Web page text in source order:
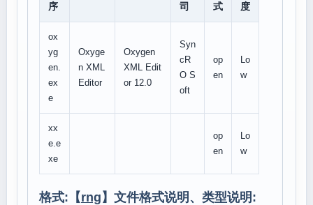
序
司
式
度
ox
yg
en.
ex
e
Oxyge
n XML
Editor
Oxygen
XML Edit
or 12.0
Syn
cR
O S
oft
op
en
Lo
w
xx
e.e
xe
op
en
Lo
w
格式:【rng 】文件格式说明、类型说明: